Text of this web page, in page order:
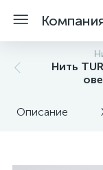
Нить
Описание